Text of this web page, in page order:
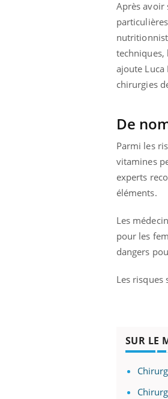
Après avoir
techniques,
ajoute
chirurgies
De
Parmi les
vitamines
experts
éléments.
Les
pour les
dangers
Les risques
SUR LE
Eczéma Chronique
expliquer ma maladie
Il y a des sujets qui sont
sur la maladie d'un